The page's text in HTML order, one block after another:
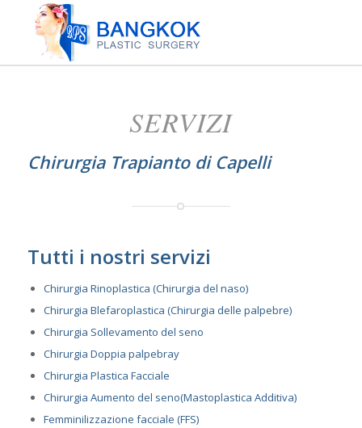
SERVIZI
Chirurgia Trapianto di Capelli
Tutti i nostri servizi
Chirurgia Rinoplastica (Chirurgia del naso)
Chirurgia Blefaroplastica (Chirurgia delle palpebre)
Chirurgia Sollevamento del seno
Chirurgia Doppia palpebray
Chirurgia Plastica Facciale
Chirurgia Aumento del seno(Mastoplastica Additiva)
Femminilizzazione facciale (FFS)